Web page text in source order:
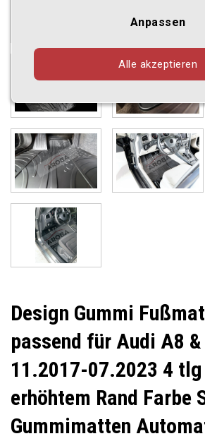
Design Gummi
passend für Audi A8
11.2017-07.2023 4
erhöhtem Rand Farbe
Gummimatten
Anpassen
Alle akzeptieren